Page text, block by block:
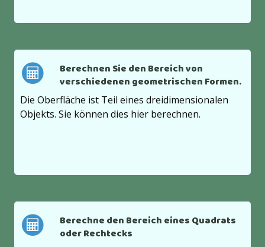
Berechnen Sie den Bereich von
verschiedenen geometrischen Formen.
Die Oberfläche ist Teil eines dreidimensionalen
Objekts. Sie können dies hier berechnen.
Berechne den Bereich eines Quadrats
oder Rechtecks